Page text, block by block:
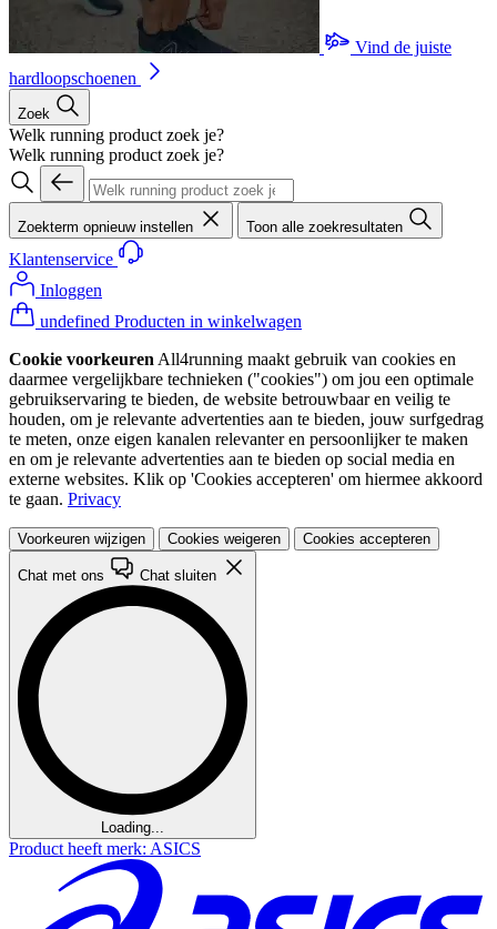
Vind de juiste
hardloopschoenen
Zoek
Welk running product zoek je?
Welk running product zoek je?
Zoekterm opnieuw instellen Toon alle zoekresultaten
Klantenservice
Inloggen
undefined Producten in winkelwagen
Cookie voorkeuren All4running maakt gebruik van cookies en
daarmee vergelijkbare technieken ("cookies") om jou een optimale
gebruikservaring te bieden, de website betrouwbaar en veilig te
houden, om je relevante advertenties aan te bieden, jouw surfgedrag
te meten, onze eigen kanalen relevanter en persoonlijker te maken
en om je relevante advertenties aan te bieden op social media en
externe websites. Klik op 'Cookies accepteren' om hiermee akkoord
te gaan. Privacy
Voorkeuren wijzigen Cookies weigeren Cookies accepteren
Chat met ons Chat sluiten
Loading...
Product heeft merk: ASICS